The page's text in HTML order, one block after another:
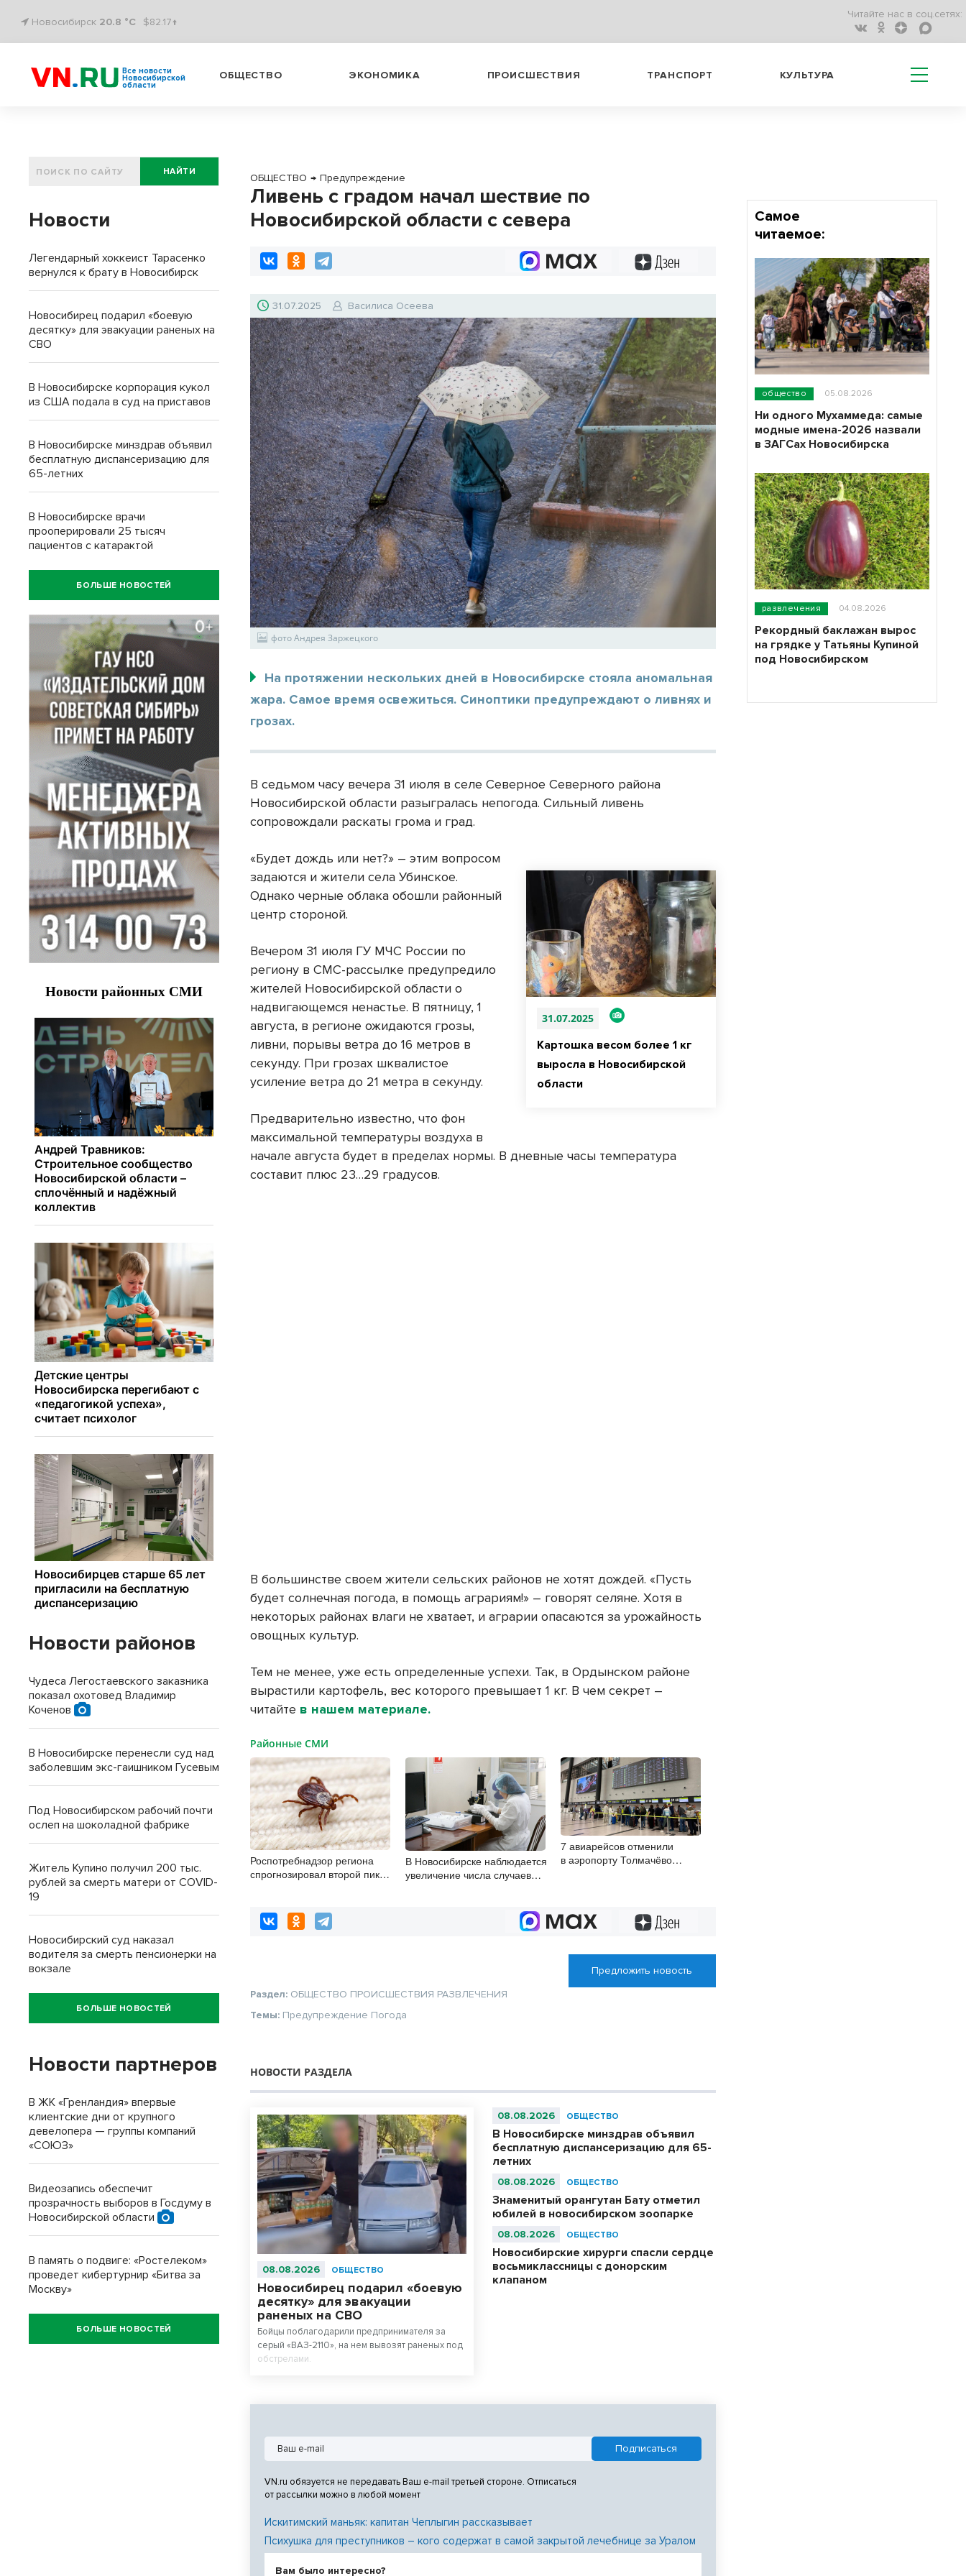
Новосибирск 20.8 °C $82.17↑
Читайте нас в соц.сетях:
Все новости
Новосибирской
области
ОБЩЕСТВО ЭКОНОМИКА ПРОИСШЕСТВИЯ ТРАНСПОРТ КУЛЬТУРА
ОБЩЕСТВО → Предупреждение
Ливень с градом начал шествие по
Новосибирской области с севера
31.07.2025 Василиса Осеева
фото Андрея Заржецкого
На протяжении нескольких дней в Новосибирске стояла аномальная
жара. Самое время освежиться. Синоптики предупреждают о ливнях и
грозах.
В седьмом часу вечера 31 июля в селе Северное Северного района
Новосибирской области разыгралась непогода. Сильный ливень
сопровождали раскаты грома и град.
31.07.2025
Картошка весом более 1 кг
выросла в Новосибирской
области
«Будет дождь или нет?» – этим вопросом
задаются и жители села Убинское.
Однако черные облака обошли районный
центр стороной.
Вечером 31 июля ГУ МЧС России по
региону в СМС-рассылке предупредило
жителей Новосибирской области о
надвигающемся ненастье. В пятницу, 1
августа, в регионе ожидаются грозы,
ливни, порывы ветра до 16 метров в
секунду. При грозах шквалистое
усиление ветра до 21 метра в секунду.
Предварительно известно, что фон
максимальной температуры воздуха в
начале августа будет в пределах нормы. В дневные часы температура
составит плюс 23…29 градусов.
В большинстве своем жители сельских районов не хотят дождей. «Пусть
будет солнечная погода, в помощь аграриям!» – говорят селяне. Хотя в
некоторых районах влаги не хватает, и аграрии опасаются за урожайность
овощных культур.
Тем не менее, уже есть определенные успехи. Так, в Ордынском районе
вырастили картофель, вес которого превышает 1 кг. В чем секрет –
читайте в нашем материале.
Районные СМИ
Роспотребнадзор региона
спрогнозировал второй пик
В Новосибирске наблюдается
увеличение числа случаев
7 авиарейсов отменили
в аэропорту Толмачёво
Предложить новость
Раздел: ОБЩЕСТВО ПРОИСШЕСТВИЯ РАЗВЛЕЧЕНИЯ
Темы: Предупреждение Погода
НОВОСТИ РАЗДЕЛА
08.08.2026 ОБЩЕСТВО
Новосибирец подарил «боевую
десятку» для эвакуации
раненых на СВО
Бойцы поблагодарили предпринимателя за
серый «ВАЗ-2110», на нем вывозят раненых под
обстрелами.
08.08.2026 ОБЩЕСТВО
В Новосибирске минздрав объявил
бесплатную диспансеризацию для 65-
летних
08.08.2026 ОБЩЕСТВО
Знаменитый орангутан Бату отметил
юбилей в новосибирском зоопарке
08.08.2026 ОБЩЕСТВО
Новосибирские хирурги спасли сердце
восьмиклассницы с донорским
клапаном
VN.ru обязуется не передавать Ваш e-mail третьей стороне. Отписаться
от рассылки можно в любой момент
Искитимский маньяк: капитан Чеплыгин рассказывает
Психушка для преступников – кого содержат в самой закрытой лечебнице за Уралом
Вам было интересно?
НАЙТИ
Новости
Легендарный хоккеист Тарасенко
вернулся к брату в Новосибирск
Новосибирец подарил «боевую
десятку» для эвакуации раненых на
СВО
В Новосибирске корпорация кукол
из США подала в суд на приставов
В Новосибирске минздрав объявил
бесплатную диспансеризацию для
65-летних
В Новосибирске врачи
прооперировали 25 тысяч
пациентов с катарактой
БОЛЬШЕ НОВОСТЕЙ
Новости районов
Чудеса Легостаевского заказника
показал охотовед Владимир
Коченов
В Новосибирске перенесли суд над
заболевшим экс-гаишником Гусевым
Под Новосибирском рабочий почти
ослеп на шоколадной фабрике
Житель Купино получил 200 тыс.
рублей за смерть матери от COVID-
19
Новосибирский суд наказал
водителя за смерть пенсионерки на
вокзале
БОЛЬШЕ НОВОСТЕЙ
Новости партнеров
В ЖК «Гренландия» впервые
клиентские дни от крупного
девелопера — группы компаний
«СОЮЗ»
Видеозапись обеспечит
прозрачность выборов в Госдуму в
Новосибирской области
В память о подвиге: «Ростелеком»
проведет кибертурнир «Битва за
Москву»
БОЛЬШЕ НОВОСТЕЙ
Самое
читаемое:
общество 05.08.2026
Ни одного Мухаммеда: самые
модные имена-2026 назвали
в ЗАГСах Новосибирска
развлечения 04.08.2026
Рекордный баклажан вырос
на грядке у Татьяны Купиной
под Новосибирском